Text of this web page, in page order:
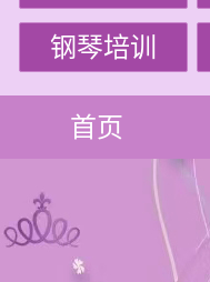
钢琴培训
首页